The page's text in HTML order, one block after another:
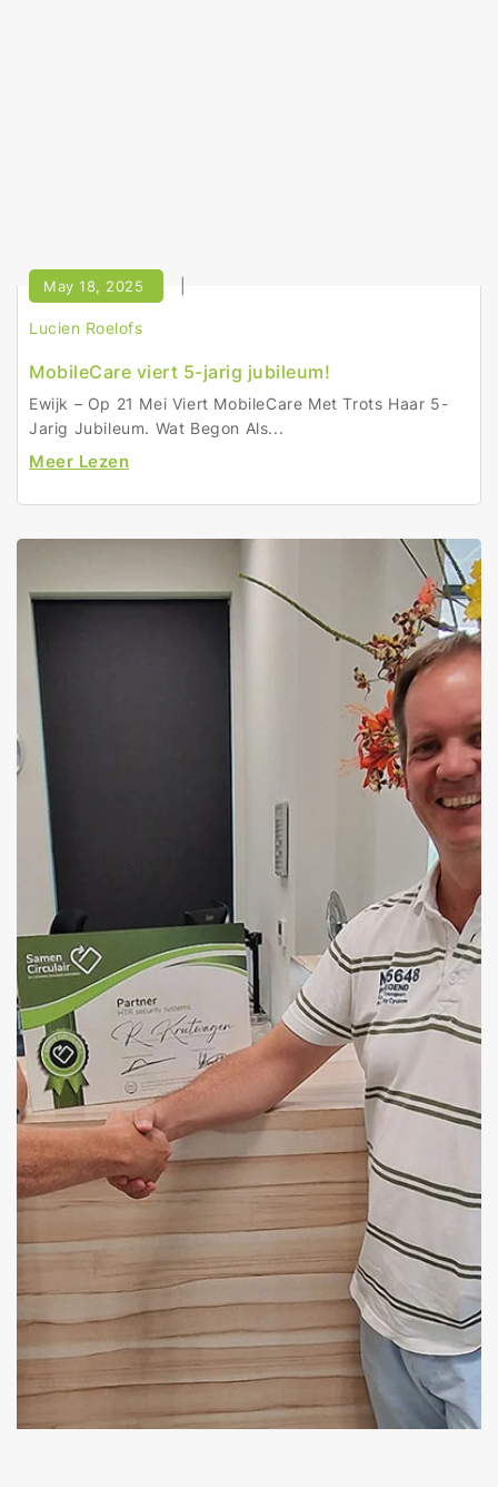
May 18, 2025
Lucien Roelofs
MobileCare viert 5-jarig jubileum!
Ewijk – Op 21 Mei Viert MobileCare Met Trots Haar 5-
Jarig Jubileum. Wat Begon Als...
Meer Lezen